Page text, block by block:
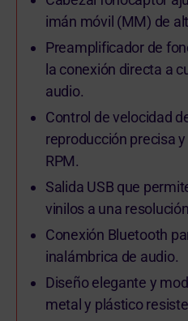
imán móvil (MM) de
Preamplificador de
la conexión directa a
audio.
Control de velocidad
reproducción precisa
RPM.
Salida USB que
vinilos a una
Conexión Bluetooth
inalámbrica de audio.
Diseño elegante y
metal y plástico